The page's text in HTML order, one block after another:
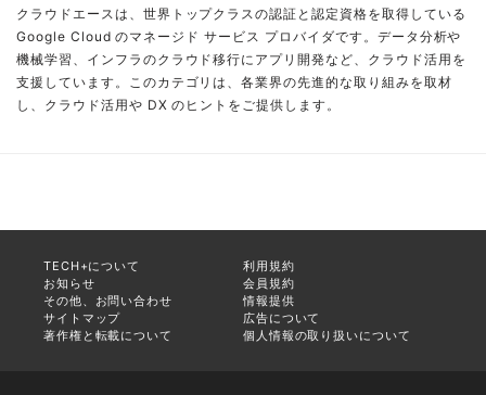
クラウドエースは、世界トップクラスの認証と認定資格を取得している
Google Cloud のマネージド サービス プロバイダです。データ分析や
機械学習、インフラのクラウド移行にアプリ開発など、クラウド活用を
支援しています。このカテゴリは、各業界の先進的な取り組みを取材
し、クラウド活用や DX のヒントをご提供します。
TECH+について
利用規約
お知らせ
会員規約
その他、お問い合わせ
情報提供
サイトマップ
広告について
著作権と転載について
個人情報の取り扱いについて